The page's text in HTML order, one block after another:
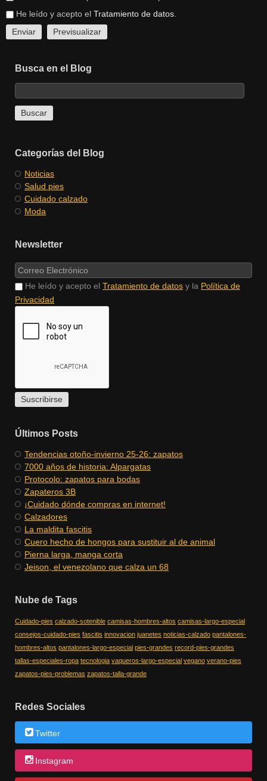
Busca en el Blog
Categorías del Blog
Noticias
Salud pies
Cuidado calzado
Moda
Newsletter
He leído y acepto el Tratamiento de datos y la Política de
Privacidad
Últimos Posts
​Tendencias otoño-invierno 25-26: zapatos
​7000 años de historia: Alpargatas
Protocolo: zapatos para bodas
Zapateros 3B
¡Cuidado dónde compras en internet!
Calzadores
La maldita fascitis
Cuero hecho de hongos para sustituir al de animal
Pierna larga, manga corta
Jeison, el venezolano que calza un 68
Nube de Tags
Cuidado-pies calzado-sotenible camisas-hombres-altos camisas-largo-especial
consejos-cuidado-pies fascitis innovacion juanetes noticias-calzado pantalones-
hombres-altos pantalones-largo-especial pies-grandes record-pies-grandes
tallas-especiales-ropa tecnologia vaqueros-largo-especial vegano verano-pies
zapatos-pies-problemas zapatos-talla-grande
Redes Sociales
Twitter
Instagram
He leído y acepto el Tratamiento de datos